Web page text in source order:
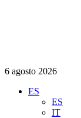
6 agosto 2026
ES
ES
IT